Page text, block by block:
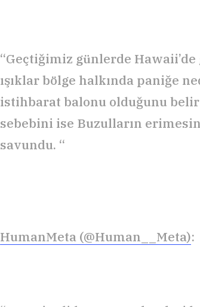
“Geçtiğimiz günlerde
ışıklar bölge halkında paniğe
istihbarat balonu olduğunu
sebebini ise Buzulların
savundu. “
HumanMeta (@Human__Meta):